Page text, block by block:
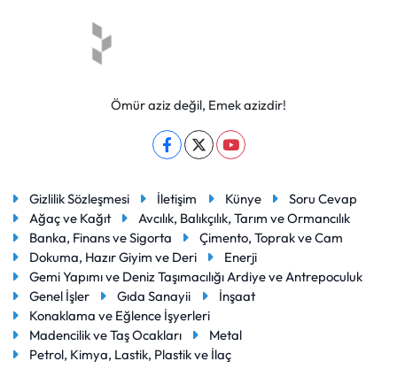
Ömür aziz değil, Emek azizdir!
Gizlilik Sözleşmesi İletişim Künye
Soru Cevap
Ağaç ve Kağıt
Avcılık, Balıkçılık, Tarım ve Ormancılık
Banka, Finans ve Sigorta
Çimento, Toprak ve Cam
Dokuma, Hazır Giyim ve Deri
Enerji
Gemi Yapımı ve Deniz Taşımacılığı Ardiye ve Antrepoculuk
Genel İşler
Gıda Sanayii
İnşaat
Konaklama ve Eğlence İşyerleri
Madencilik ve Taş Ocakları
Metal
Petrol, Kimya, Lastik, Plastik ve İlaç